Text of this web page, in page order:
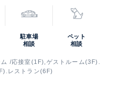
駐車場
相談
ペット
相談
/応接室(1F),ゲストルーム(3F).
レストラン(6F)